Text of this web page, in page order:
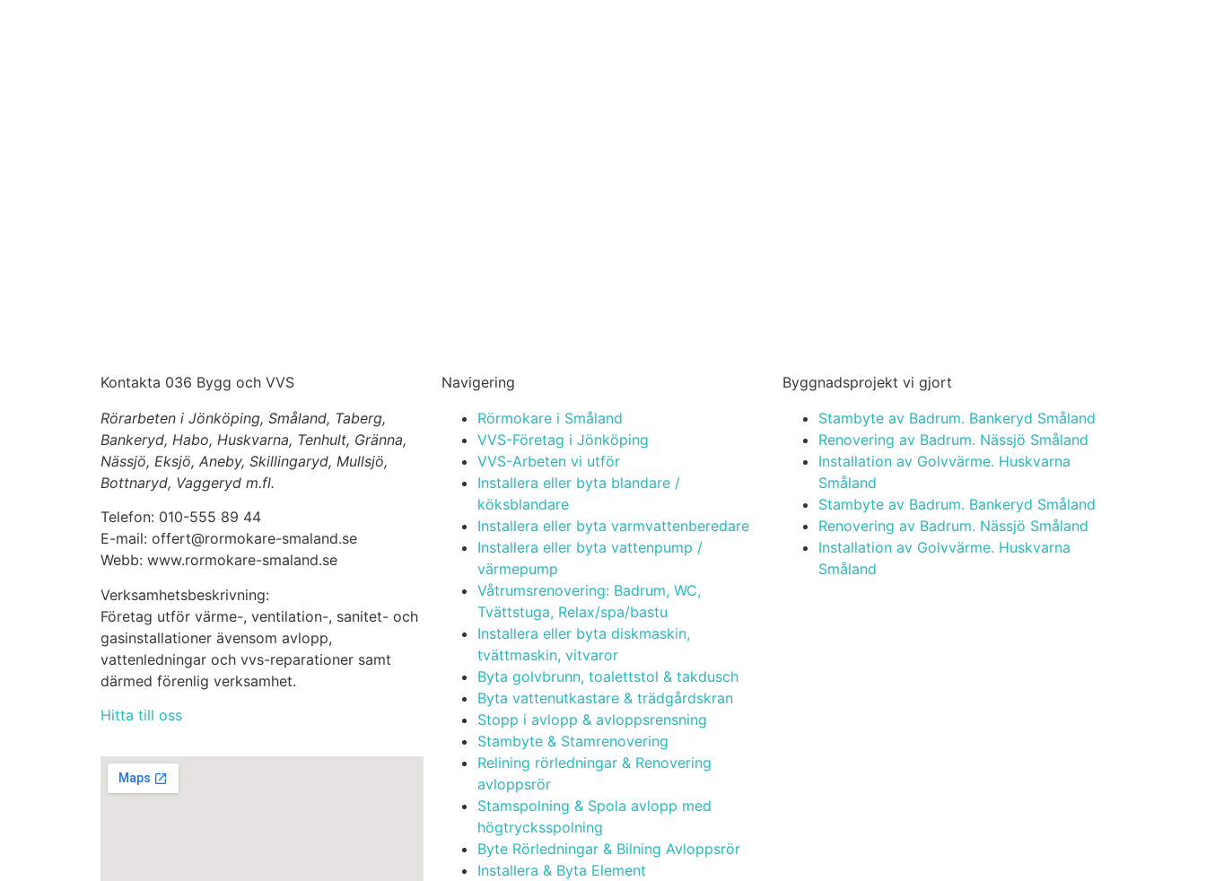
Kontakta 036 Bygg och VVS
Rörarbeten i Jönköping, Småland, Taberg,
Bankeryd, Habo, Huskvarna, Tenhult, Gränna,
Nässjö, Eksjö, Aneby, Skillingaryd, Mullsjö,
Bottnaryd, Vaggeryd m.fl.
Telefon: 010-555 89 44
E-mail: offert@rormokare-smaland.se
Webb: www.rormokare-smaland.se
Verksamhetsbeskrivning:
Företag utför värme-, ventilation-, sanitet- och
gasinstallationer ävensom avlopp,
vattenledningar och vvs-reparationer samt
därmed förenlig verksamhet.
Hitta till oss
Navigering
Rörmokare i Småland
VVS-Företag i Jönköping
VVS-Arbeten vi utför
Installera eller byta blandare /
köksblandare
Installera eller byta varmvattenberedare
Installera eller byta vattenpump /
värmepump
Våtrumsrenovering: Badrum, WC,
Tvättstuga, Relax/spa/bastu
Installera eller byta diskmaskin,
tvättmaskin, vitvaror
Byta golvbrunn, toalettstol & takdusch
Byta vattenutkastare & trädgårdskran
Stopp i avlopp & avloppsrensning
Stambyte & Stamrenovering
Relining rörledningar & Renovering
avloppsrör
Stamspolning & Spola avlopp med
högtrycksspolning
Byte Rörledningar & Bilning Avloppsrör
Installera & Byta Element
Byggnadsprojekt vi gjort
Stambyte av Badrum. Bankeryd Småland
Renovering av Badrum. Nässjö Småland
Installation av Golvvärme. Huskvarna
Småland
Stambyte av Badrum. Bankeryd Småland
Renovering av Badrum. Nässjö Småland
Installation av Golvvärme. Huskvarna
Småland